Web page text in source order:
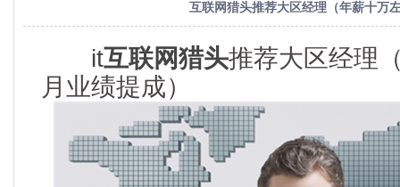
互联网猎头推荐大区经理（年薪十万
it互联网猎头推荐大区经理
月业绩提成）